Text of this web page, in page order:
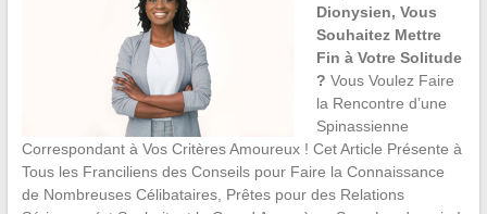
Dionysien, Vous
Souhaitez Mettre
Fin à Votre Solitude
? Vous Voulez Faire
la Rencontre d’une
Spinassienne
Correspondant à Vos Critères Amoureux ! Cet Article Présente à
Tous les Franciliens des Conseils pour Faire la Connaissance
de Nombreuses Célibataires, Prêtes pour des Relations